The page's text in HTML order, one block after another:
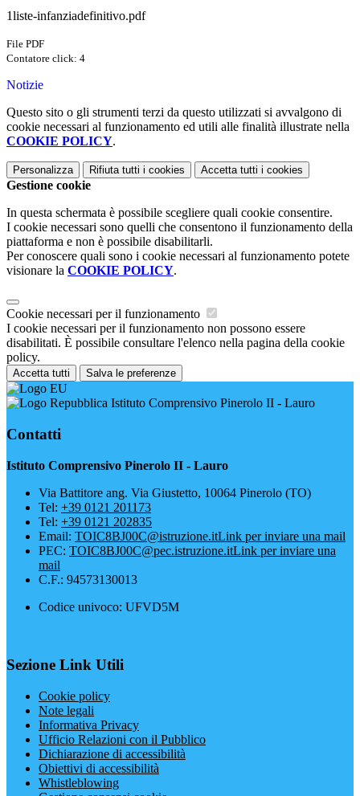
1liste-infanziadefinitivo.pdf
File PDF
Contatore click: 4
Notizie
Questo sito o gli strumenti terzi da questo utilizzati si avvalgono di
cookie necessari al funzionamento ed utili alle finalità illustrate nella
COOKIE POLICY.
Personalizza Rifiuta tutti i cookies Accetta tutti i cookies
Gestione cookie
In questa schermata è possibile scegliere quali cookie consentire.
I cookie necessari sono quelli che consentono il funzionamento della
piattaforma e non è possibile disabilitarli.
Per conoscere quali sono i cookie necessari al funzionamento potete
visionare la COOKIE POLICY.
Cookie necessari per il funzionamento
I cookie necessari per il funzionamento non possono essere
disabilitati. È possibile consultare l'elenco nella pagina della cookie
policy.
Accetta tutti Salva le preferenze
Istituto Comprensivo Pinerolo II - Lauro
Contatti
Istituto Comprensivo Pinerolo II - Lauro
Via Battitore ang. Via Giustetto, 10064 Pinerolo (TO)
Tel: +39 0121 201173
Tel: +39 0121 202835
Email: TOIC8BJ00C@istruzione.itLink per inviare una mail
PEC: TOIC8BJ00C@pec.istruzione.itLink per inviare una
mail
C.F.: 94573130013
Codice univoco: UFVD5M
Sezione Link Utili
Cookie policy
Note legali
Informativa Privacy
Ufficio Relazioni con il Pubblico
Dichiarazione di accessibilità
Obiettivi di accessibilità
Whistleblowing